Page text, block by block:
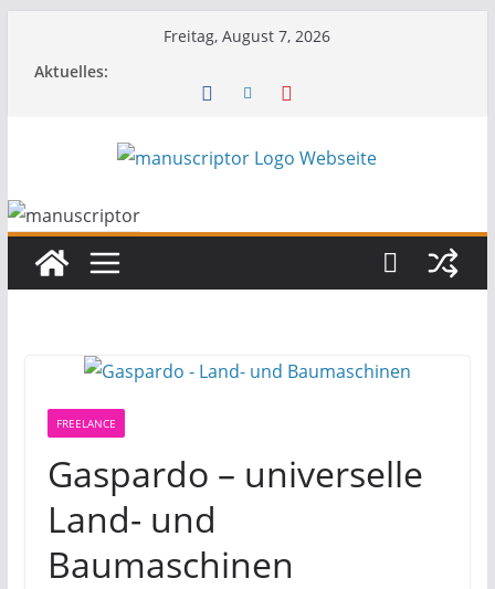
Freitag, August 7, 2026
Aktuelles:
FREELANCE
Gaspardo – universelle
Land- und
Baumaschinen